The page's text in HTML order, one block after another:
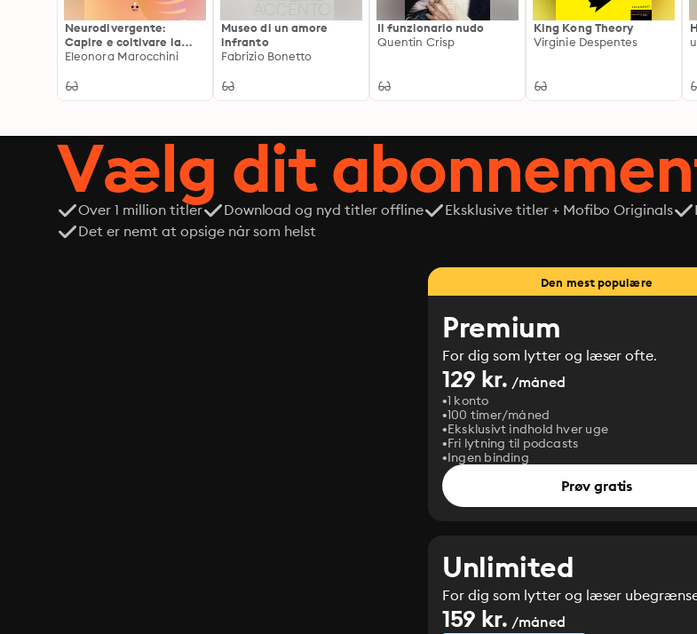
Neurodivergente:
Capire e coltivare la
diversità dei cervelli
Eleonora Marocchini
Museo di un amore
infranto
Fabrizio Bonetto
Il funzionario nudo
Quentin Crisp
King Kong Theory
Virginie Despentes
Vælg dit
Over 1 million titler Download og nyd titler offline Eksklusive titler + Mofibo Originals
Det er nemt at opsige når som helst
Den mest populære
Premium
For dig som lytter og læser ofte.
129 kr. /måned
1 konto
100 timer/måned
Eksklusivt indhold hver uge
Fri lytning til podcasts
Ingen binding
Prøv gratis
Unlimited
For dig som lytter og læser
159 kr. /måned